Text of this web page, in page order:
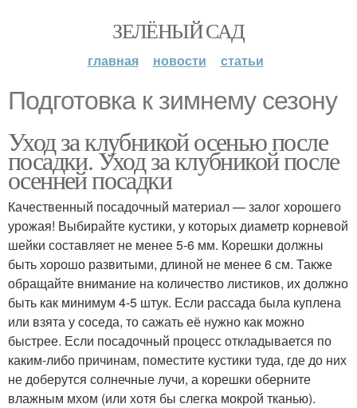
ЗЕЛЁНЫЙ САД
главная новости статьи
Подготовка к зимнему сезону
Уход за клубникой осенью после
посадки. Уход за клубникой после
осенней посадки
Качественный посадочный материал — залог хорошего
урожая! Выбирайте кустики, у которых диаметр корневой
шейки составляет не менее 5-6 мм. Корешки должны
быть хорошо развитыми, длиной не менее 6 см. Также
обращайте внимание на количество листиков, их должно
быть как минимум 4-5 штук. Если рассада была куплена
или взята у соседа, то сажать её нужно как можно
быстрее. Если посадочный процесс откладывается по
каким-либо причинам, поместите кустики туда, где до них
не доберутся солнечные лучи, а корешки оберните
влажным мхом (или хотя бы слегка мокрой тканью).